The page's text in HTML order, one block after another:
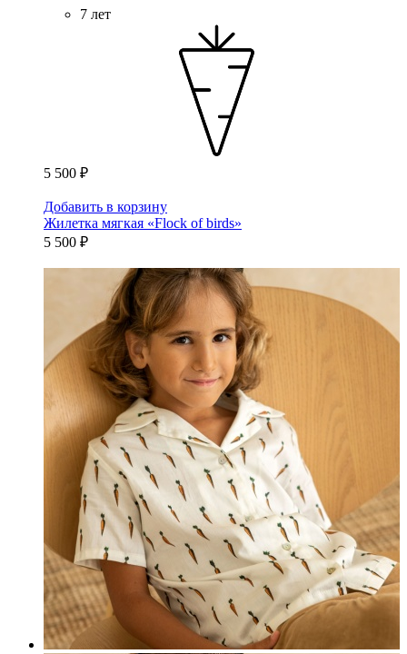
7 лет
5 500 ₽
Добавить в корзину
Жилетка мягкая «Flock of birds»
5 500 ₽